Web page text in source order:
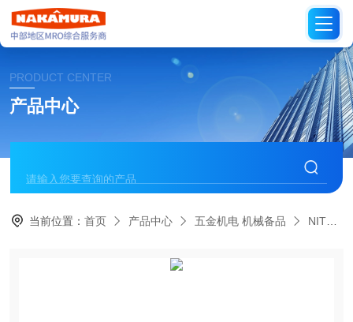
PRODUCT CENTER
产品中心
当前位置：首页 产品中心 五金机电 机械备品 NITTO日本日东工器